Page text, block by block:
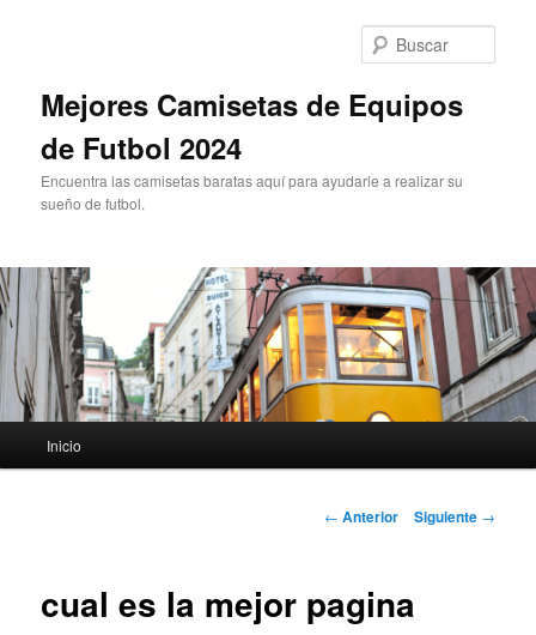
Mejores Camisetas de Equipos
de Futbol 2024
Encuentra las camisetas baratas aquí para ayudarle a realizar su
sueño de futbol.
principal
Inicio
Navegación
← Anterior Siguiente →
cual es la mejor pagina